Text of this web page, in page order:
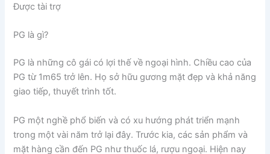
Được tài trợ
PG là gì?
PG là những cô gái có lợi thế về ngoại hình. Chiều cao của
PG từ 1m65 trở lên. Họ sở hữu gương mặt đẹp và khả năng
giao tiếp, thuyết trình tốt.
PG một nghề phổ biến và có xu hướng phát triển mạnh
trong một vài năm trở lại đây. Trước kia, các sản phẩm và
mặt hàng cần đến PG như thuốc lá, rượu ngoại. Hiện nay